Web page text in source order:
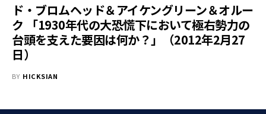
ド・ブロムヘッド＆アイケングリーン＆オルー
ク 「1930年代の大恐慌下において極右勢力の
台頭を支えた要因は何か？」（2012年2月27
日）
BY HICKSIAN